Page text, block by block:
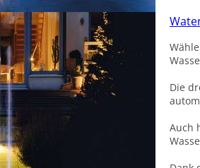
Die
Auch